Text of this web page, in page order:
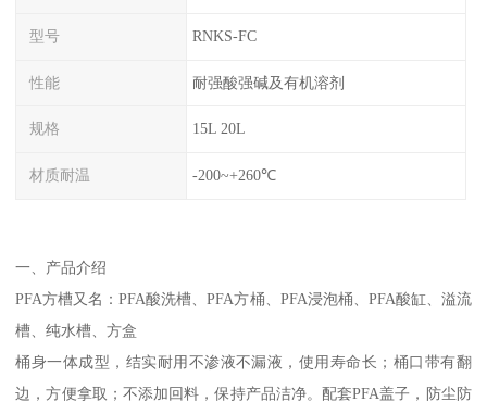
型号 RNKS-FC
性能 耐强酸强碱及有机溶剂
规格 15L 20L
材质耐温 -200~+260℃
一、产品介绍
PFA方槽又名：PFA酸洗槽、PFA方桶、PFA浸泡桶、PFA酸缸、溢流
槽、纯水槽、方盒
桶身一体成型，结实耐用不渗液不漏液，使用寿命长；桶口带有翻
边，方便拿取；不添加回料，保持产品洁净。配套PFA盖子，防尘防